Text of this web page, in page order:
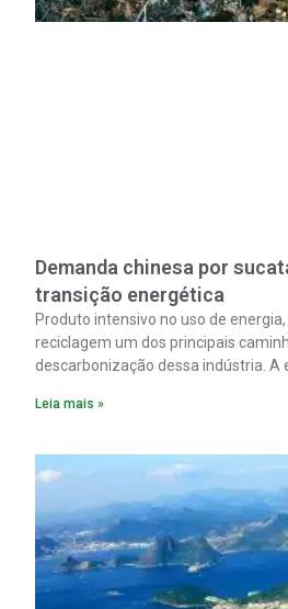
Demanda chinesa por
transição energética
Produto intensivo no uso de
reciclagem um dos principais
descarbonização dessa indústria. A
material. A produção de um
insumo, a sucata, devido,
pela matéria-prima.
Leia mais »